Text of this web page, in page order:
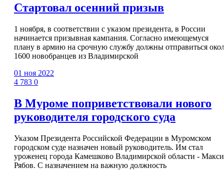
Стартовал осенний призыв
1 ноября, в соответствии с указом президента, в России
начинается призывная кампания. Согласно имеющемуся
плану в армию на срочную службу должны отправиться
1600 новобранцев из Владимирской
01 ноя 2022
4 783 0
В Муроме поприветствовали нового
руководителя городского суда
Указом Президента Российской Федерации в Муромском
городском суде назначен новый руководитель. Им стал
уроженец города Камешково Владимирской области -
Рябов. С назначением на важную должность